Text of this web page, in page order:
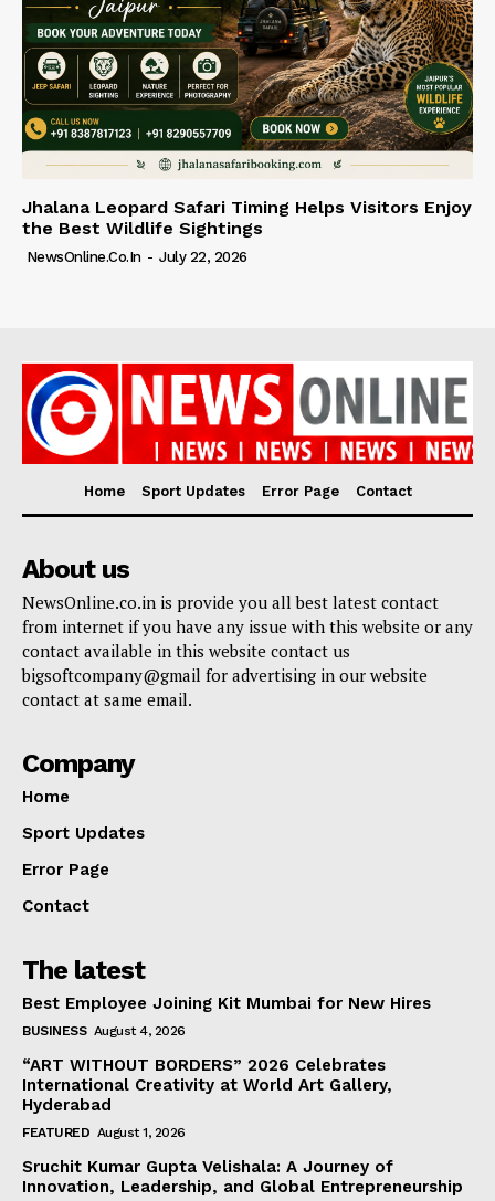
Jhalana Leopard Safari Timing Helps Visitors Enjoy
the Best Wildlife Sightings
NewsOnline.co.in - July 22, 2026
Home Sport Updates Error Page Contact
About us
NewsOnline.co.in is provide you all best latest contact
from internet if you have any issue with this website or any
contact available in this website contact us
bigsoftcompany@gmail for advertising in our website
contact at same email.
Company
Home
Sport Updates
Error Page
Contact
The latest
Best Employee Joining Kit Mumbai for New Hires
BUSINESS August 4, 2026
“ART WITHOUT BORDERS” 2026 Celebrates
International Creativity at World Art Gallery,
Hyderabad
FEATURED August 1, 2026
Sruchit Kumar Gupta Velishala: A Journey of
Innovation, Leadership, and Global Entrepreneurship